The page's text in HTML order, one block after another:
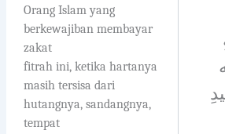
Orang Islam yang
berkewajiban membayar
zakat
fitrah ini, ketika hartanya
masih tersisa dari
hutangnya, sandangnya,
tempat